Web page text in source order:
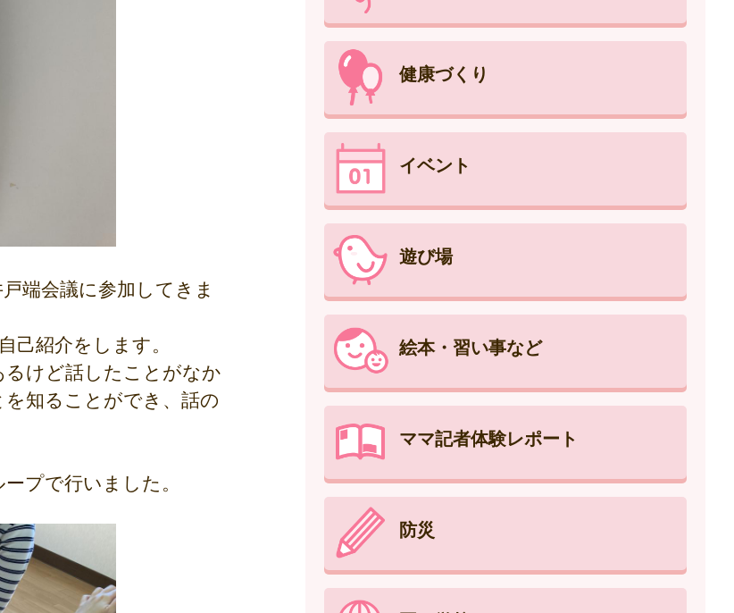
端会議に参加してきま
己紹介をします。
けど話したことがなか
知ることができ、話の
プで行いました。
健康づくり
イベント
遊び場
絵本・習い事など
ママ記者体験レポート
防災